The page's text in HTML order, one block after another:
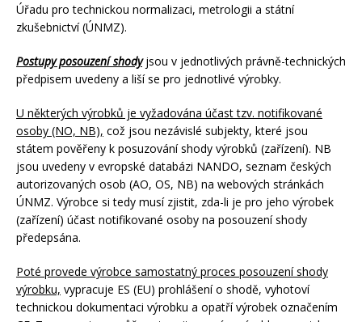
Úřadu pro technickou normalizaci, metrologii a státní
zkušebnictví (ÚNMZ).
Postupy posouzení shodyjsou v jednotlivých právně-technických
předpisem uvedeny a liší se pro jednotlivé výrobky.
U některých výrobků je vyžadována účast tzv. notifikované
osoby (NO, NB), což jsou nezávislé subjekty, které jsou
státem pověřeny k posuzování shody výrobků (zařízení). NB
jsou uvedeny v evropské databázi NANDO, seznam českých
autorizovaných osob (AO, OS, NB) na webových stránkách
ÚNMZ. Výrobce si tedy musí zjistit, zda-li je pro jeho výrobek
(zařízení) účast notifikované osoby na posouzení shody
předepsána.
Poté provede výrobce samostatný proces posouzení shody
výrobku, vypracuje ES (EU) prohlášení o shodě, vyhotoví
technickou dokumentaci výrobku a opatří výrobek označením